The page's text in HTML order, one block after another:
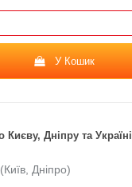
У Кошик
Києву, Дніпру та Україні
Дніпро)